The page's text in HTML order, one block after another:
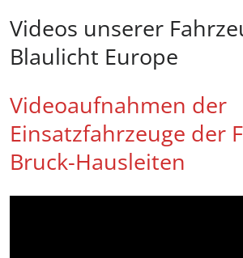
Videos unserer
Blaulicht Europe
Videoaufnahmen der
Einsatzfahrzeuge der
Bruck-Hausleiten